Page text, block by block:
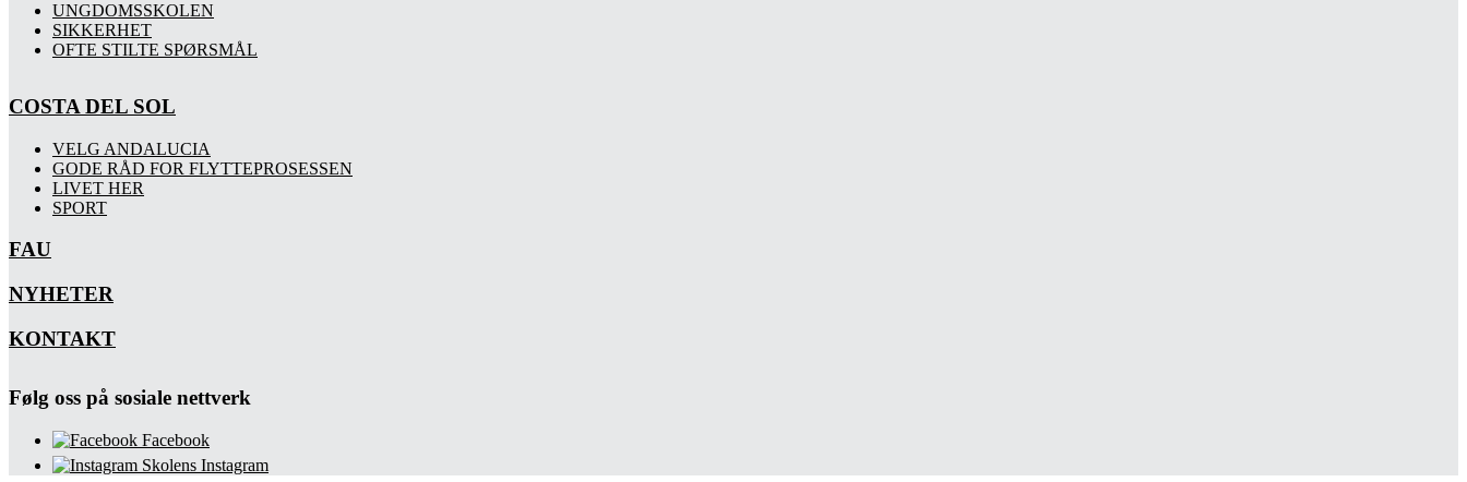
UNGDOMSSKOLEN
SIKKERHET
OFTE STILTE SPØRSMÅL
COSTA DEL SOL
VELG ANDALUCIA
GODE RÅD FOR FLYTTEPROSESSEN
LIVET HER
SPORT
FAU
NYHETER
KONTAKT
Følg oss på sosiale nettverk
Facebook
Skolens Instagram